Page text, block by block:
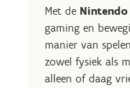
Met de
gaming en
manier van
zowel fysiek als
alleen of daag